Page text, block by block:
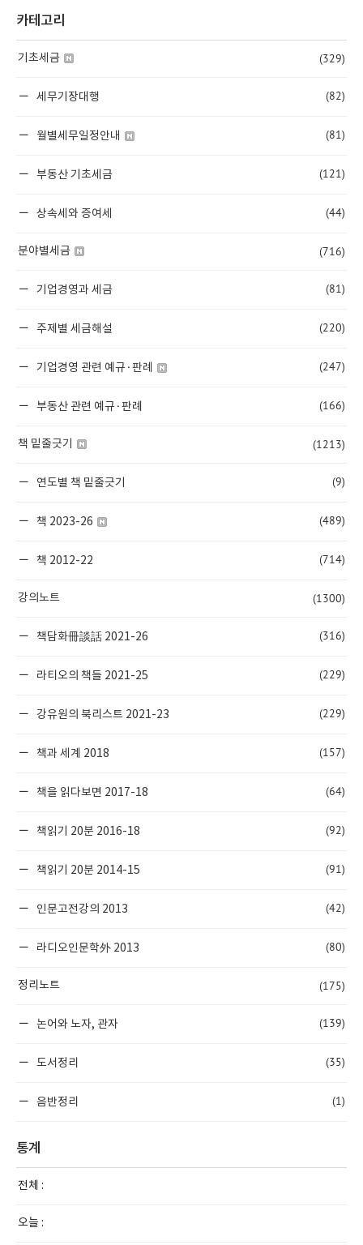
카테고리
기초세금 (329)
세무기장대행 (82)
월별세무일정안내 (81)
부동산 기초세금 (121)
상속세와 증여세 (44)
분야별세금 (716)
기업경영과 세금 (81)
주제별 세금해설 (220)
기업경영 관련 예규·판례 (247)
부동산 관련 예규·판례 (166)
책 밑줄긋기 (1213)
연도별 책 밑줄긋기 (9)
책 2023-26 (489)
책 2012-22 (714)
강의노트 (1300)
책담화冊談話 2021-26 (316)
라티오의 책들 2021-25 (229)
강유원의 북리스트 2021-23 (229)
책과 세계 2018 (157)
책을 읽다보면 2017-18 (64)
책읽기 20분 2016-18 (92)
책읽기 20분 2014-15 (91)
인문고전강의 2013 (42)
라디오인문학外 2013 (80)
정리노트 (175)
논어와 노자, 관자 (139)
도서정리 (35)
음반정리 (1)
통계
전체 :
오늘 :